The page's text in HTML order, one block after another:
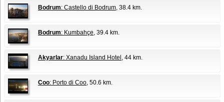
Bodrum: Castello di Bodrum, 38.4 km.
Bodrum: Kumbahçe, 39.4 km.
Akyarlar: Xanadu Island Hotel, 44 km.
Coo: Porto di Coo, 50.6 km.